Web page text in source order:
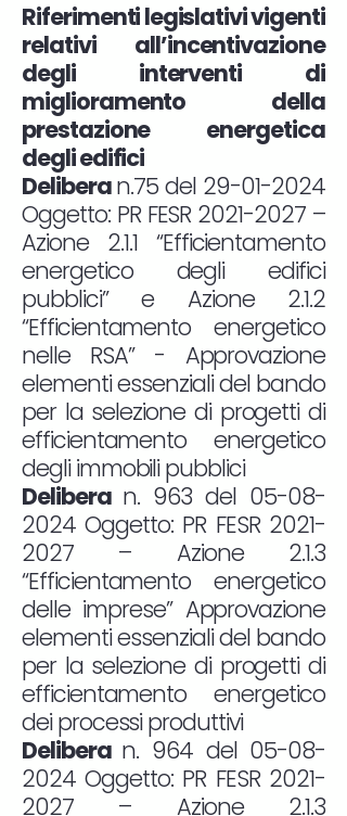
Riferimenti legislativi vigenti
relativi all’incentivazione
degli interventi di
miglioramento della
prestazione energetica
degli edifici
Deliberan.75 del 29-01-2024
Oggetto: PR FESR 2021-2027 –
Azione 2.1.1 “Efficientamento
energetico degli edifici
pubblici” e Azione 2.1.2
“Efficientamento energetico
nelle RSA” - Approvazione
elementi essenziali del bando
per la selezione di progetti di
efficientamento energetico
degli immobili pubblici
Delibera n. 963 del 05-08-
2024Oggetto: PR FESR 2021-
2027– Azione 2.1.3
“Efficientamento energetico
delle imprese” Approvazione
elementi essenziali del bando
per la selezione di progetti di
efficientamento energetico
dei processi produttivi
Delibera n. 964 del 05-08-
2024Oggetto: PR FESR 2021-
2027– Azione 2.1.3